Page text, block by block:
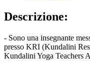
Descrizione:
- Sono una insegnante
presso KRI (Kundalini
Kundalini Yoga Teachers